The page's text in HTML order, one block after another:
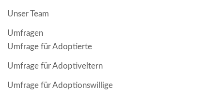
Unser Team
Umfragen
Umfrage für Adoptierte
Umfrage für Adoptiveltern
Umfrage für Adoptionswillige